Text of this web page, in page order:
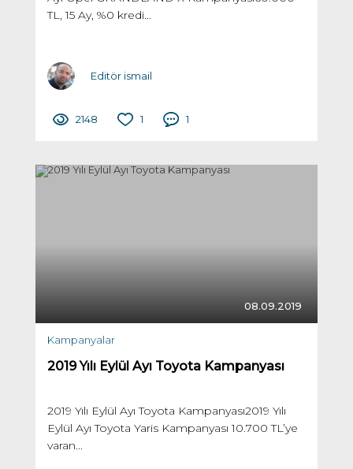
TL, 15 Ay, %0 kredi...
Editör ismail
2148 1 1
08.09.2019
Kampanyalar
2019 Yılı Eylül Ayı Toyota Kampanyası
2019 Yılı Eylül Ayı Toyota Kampanyası2019 Yılı
Eylül Ayı Toyota Yaris Kampanyası 10.700 TL’ye
varan...